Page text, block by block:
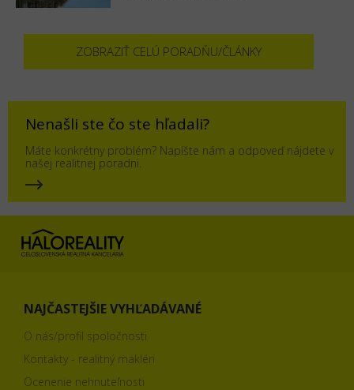
ZOBRAZIŤ CELÚ PORADŇU/ČLÁNKY
Nenašli ste čo ste hľadali?
Máte konkrétny problém? Napíšte nám a odpoveď nájdete v
našej realitnej poradni.
NAJČASTEJŠIE VYHĽADÁVANÉ
O nás/profil spoločnosti
Kontakty - realitný makléri
Ocenenie nehnuteľnosti